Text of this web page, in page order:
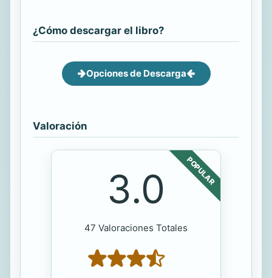
¿Cómo descargar el libro?
Opciones de Descarga
Valoración
POPULAR
3.0
47 Valoraciones Totales